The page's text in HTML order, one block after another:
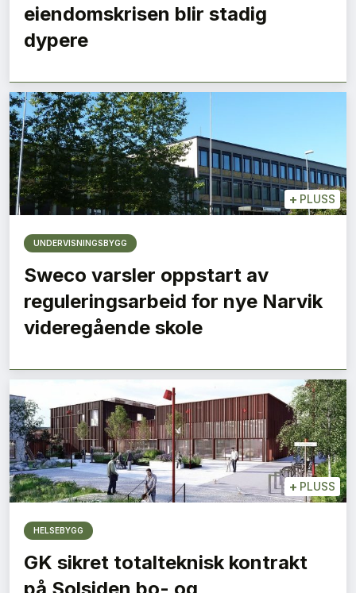
eiendomskrisen blir stadig
dypere
+ PLUSS
UNDERVISNINGSBYGG
Sweco varsler oppstart av
reguleringsarbeid for nye Narvik
videregående skole
+ PLUSS
HELSEBYGG
GK sikret totalteknisk kontrakt